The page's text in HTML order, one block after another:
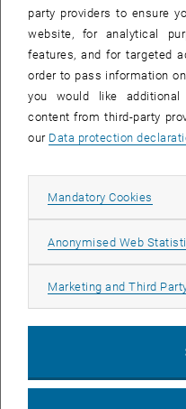
Pflanzen vorkommen und
in Pflanzen erfüllen. Darüber
Studien gezeigt, dass viele
Eigenschaften für den
unterschiedlichen Strukturen
Modifikationen wie z.B.
Blütenfarben. Die
von der Anzahl der
Farben. Einige Flavonoide, wie
die biochemisch verwandten
Pflanze aber auch als
party providers to ensure
website, for analytical
features, and for targeted
order to pass information
you would like
content from third-party
our Data protection
Mandatory Cookies
Anonymised Web
Marketing and Third